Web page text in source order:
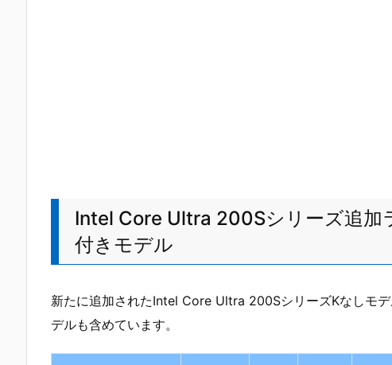
Intel Core Ultra 200Sシリーズ追加
付きモデル
新たに追加されたIntel Core Ultra 200SシリーズKなしモ
デルも含めています。